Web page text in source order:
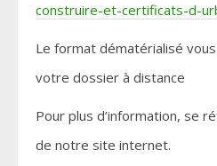
construire-et-certificats-d-
Le format dématérialisé
votre dossier à distance
Pour plus d’information, se
de notre site internet.